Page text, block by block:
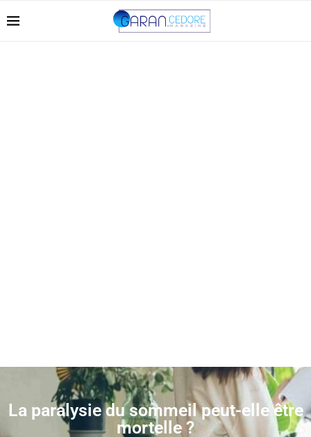
La paralysie du sommeil peut-elle être
mortelle ?